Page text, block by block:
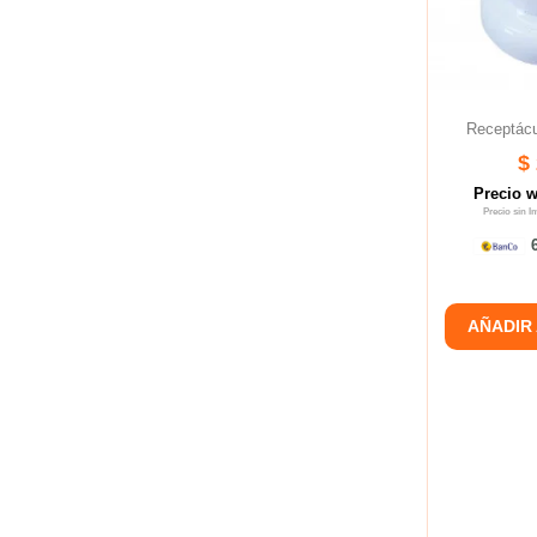
$
Precio
Precio sin
AÑADIR